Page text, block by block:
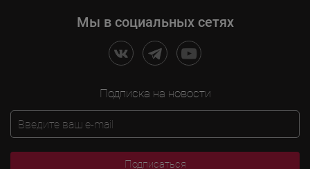
Мы в социальных сетях
Подписка на новости
Подписаться